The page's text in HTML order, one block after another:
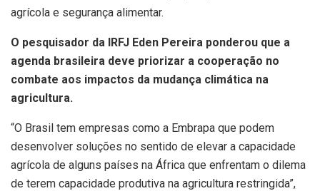
agrícola e segurança alimentar.
O pesquisador da IRFJ Eden Pereira ponderou que a
agenda brasileira deve priorizar a cooperação no
combate aos impactos da mudança climática na
agricultura.
“O Brasil tem empresas como a Embrapa que podem
desenvolver soluções no sentido de elevar a capacidade
agrícola de alguns países na África que enfrentam o dilema
de terem capacidade produtiva na agricultura restringida”,